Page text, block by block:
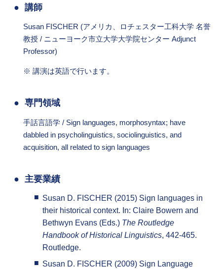
講師
Susan FISCHER (アメリカ、ロチェスター工科大学 名誉
教授 / ニューヨーク市立大学大学院センター Adjunct
Professor)
講演は英語で行います。
専門領域
手話言語学 / Sign languages, morphosyntax; have
dabbled in psycholinguistics, sociolinguistics, and
acquisition, all related to sign languages
主要業績
Susan D. FISCHER (2015) Sign languages in
their historical context. In: Claire Bowern and
Bethwyn Evans (Eds.) The Routledge
Handbook of Historical Linguistics, 442-465.
Routledge.
Susan D. FISCHER (2009) Sign Language